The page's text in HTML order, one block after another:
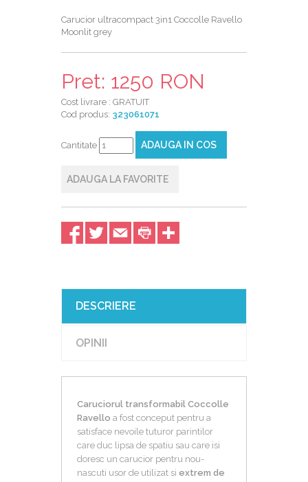
Carucior ultracompact 3in1 Coccolle Ravello
Moonlit grey
Pret: 1250 RON
Cost livrare : GRATUIT
Cod produs: 323061071
Cantitate ADAUGA IN COS
ADAUGA LA FAVORITE
DESCRIERE
OPINII
Caruciorul transformabil Coccolle
Ravello a fost conceput pentru a
satisface nevoile tuturor parintilor
care duc lipsa de spatiu sau care isi
doresc un carucior pentru nou-
nascuti usor de utilizat si extrem de